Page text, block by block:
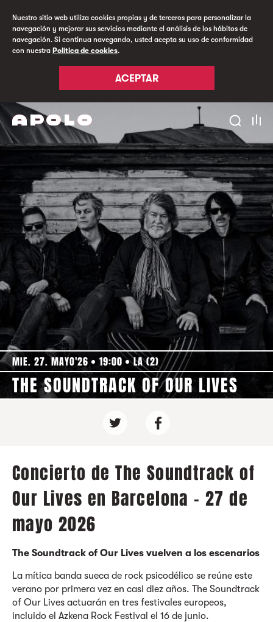
Nuestro sitio web utiliza cookies propias y de terceros para personalizar la
navegación y mejorar sus servicios mediante el análisis de los hábitos de
navegación. Si continua navegando, usted acepta su uso de conformidad
con nuestra Política de cookies.
ACEPTAR
MIE. 27. MAYO'26 19:00 LA (2)
THE SOUNDTRACK OF OUR LIVES
Concierto de The Soundtrack of
Our Lives en Barcelona - 27 de
mayo 2026
The Soundtrack of Our Lives vuelven a los escenarios
La mítica banda sueca de rock psicodélico se reúne este
verano por primera vez en casi diez años. The Soundtrack
of Our Lives actuarán en tres festivales europeos,
incluido el Azkena Rock Festival el 16 de junio.